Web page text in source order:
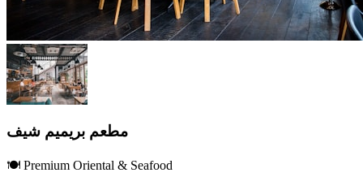
مطعم بريميم شيف
🍽️ Premium Oriental & Seafood